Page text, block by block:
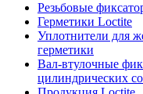
Резьбовые
Герметики Loctite
Уплотнители для
герметики
Вал-втулочные
цилиндрических